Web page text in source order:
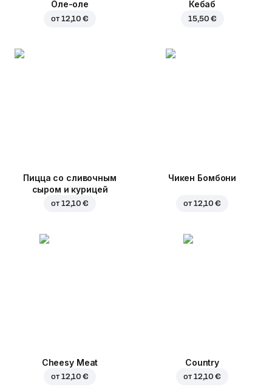
Оле-оле
от 12,10 €
Кебаб
15,50 €
Пицца со сливочным
сыром и курицей
от 12,10 €
Чикен Бомбони
от 12,10 €
Cheesy Meat
от 12,10 €
Country
от 12,10 €